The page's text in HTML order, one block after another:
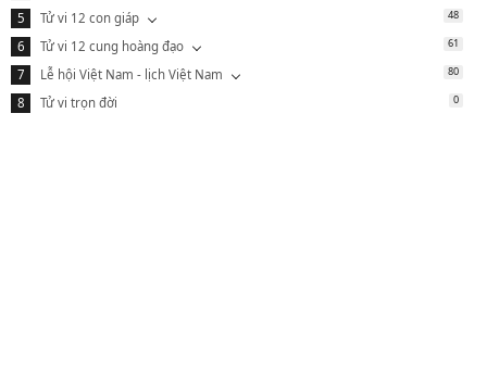
Tử vi 12 con giáp 48
Tử vi 12 cung hoàng đạo 61
Lễ hội Việt Nam - lịch Việt Nam 80
Tử vi trọn đời 0